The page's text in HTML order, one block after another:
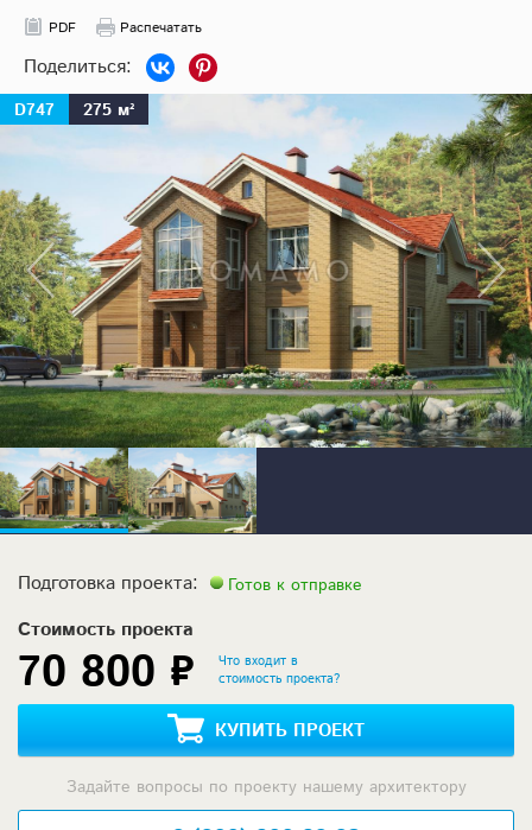
PDF
Распечатать
D747 275 м²
Подготовка проекта: Готов к отправке
Стоимость проекта
70 800 ₽
Что входит в
стоимость проекта?
КУПИТЬ ПРОЕКТ
Задайте вопросы по проекту нашему архитектору